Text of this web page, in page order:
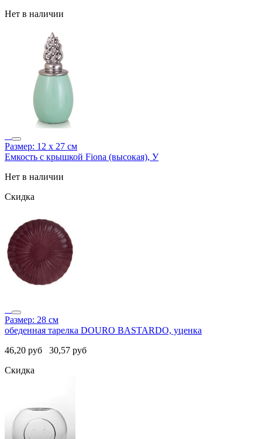
Нет в наличии
Размер: 12 х 27 см
Емкость с крышкой Fiona (высокая), У
Нет в наличии
Скидка
Размер: 28 см
обеденная тарелка DOURO BASTARDO, уценка
46,20 руб 30,57 руб
Скидка